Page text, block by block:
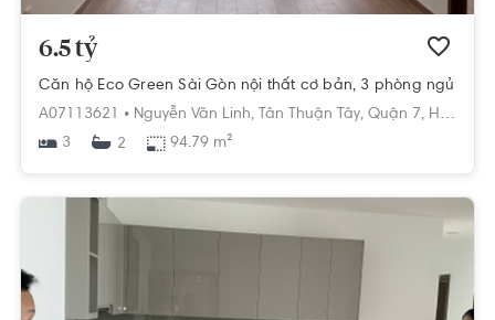
6.5 tỷ
Căn hộ Eco Green Sài Gòn nội thất cơ bản, 3 phòng ngủ
A07113621 • Nguyễn Văn Linh, Tân Thuận Tây, Quận 7, Hồ Chí Minh
3
2 94.79 m²